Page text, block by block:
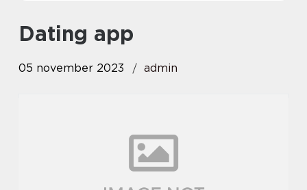
dating app
05 november 2023 admin